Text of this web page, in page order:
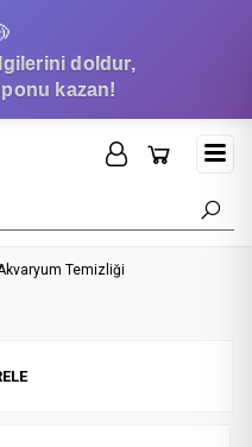
doldur,
kazan!
Temizliği